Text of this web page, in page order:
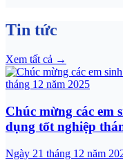
Tin tức
Xem tất cả →
Chúc mừng các em
dụng tốt nghiệp
Ngày 21 tháng 12 năm